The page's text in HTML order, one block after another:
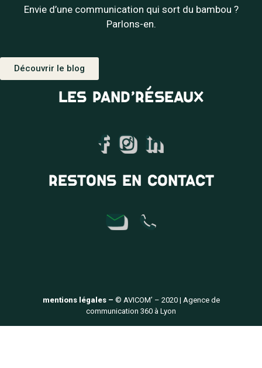
Envie d’une communication qui sort du bambou ?
Parlons-en.
Découvrir le blog
LES PAND’RÉSEAUX
RESTONS EN CONTACT
mentions légales – © AVICOM’ – 2020 | Agence de
communication 360 à Lyon